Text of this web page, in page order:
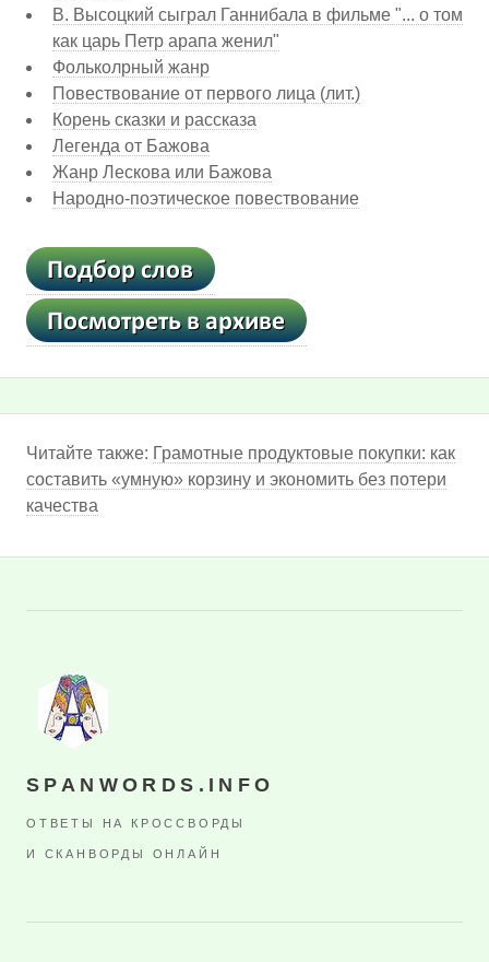
В. Высоцкий сыграл Ганнибала в фильме "... о том
как царь Петр арапа женил"
Фольколрный жанр
Повествование от первого лица (лит.)
Корень сказки и рассказа
Легенда от Бажова
Жанр Лескова или Бажова
Народно-поэтическое повествование
Читайте также: Грамотные продуктовые покупки: как
составить «умную» корзину и экономить без потери
качества
SPANWORDS.INFO
ОТВЕТЫ НА КРОССВОРДЫ
И СКАНВОРДЫ ОНЛАЙН